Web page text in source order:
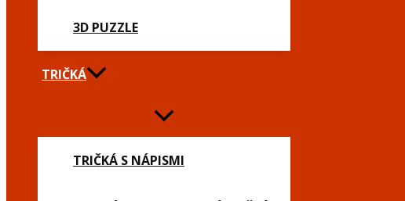
3D PUZZLE
TRIČKÁ
TRIČKÁ S NÁPISMI